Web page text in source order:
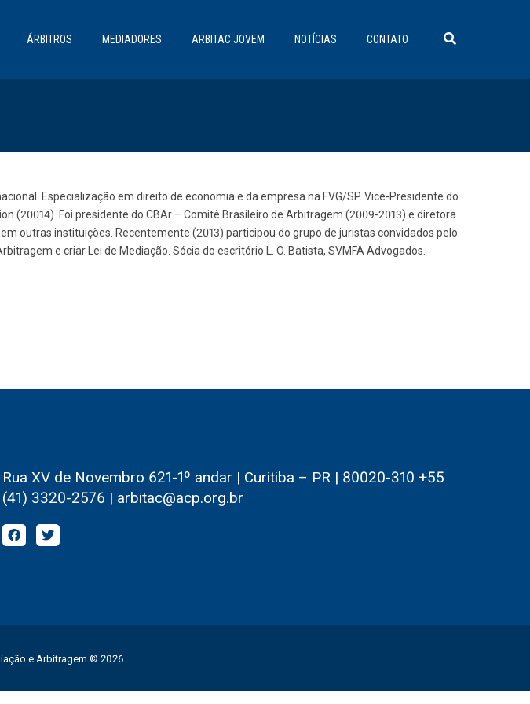
ÁRBITROS MEDIADORES ARBITAC JOVEM NOTÍCIAS CONTATO
Especialização em direito de economia e da empresa na FVG/SP. Vice-Presidente do
(20014). Foi presidente do CBAr – Comitê Brasileiro de Arbitragem (2009-2013) e diretora
outras instituições. Recentemente (2013) participou do grupo de juristas convidados pelo
e criar Lei de Mediação. Sócia do escritório L. O. Batista, SVMFA Advogados.
Rua XV de Novembro 621-1º andar | Curitiba – PR | 80020-310 +55
(41) 3320-2576 | arbitac@acp.org.br
e Arbitragem © 2026